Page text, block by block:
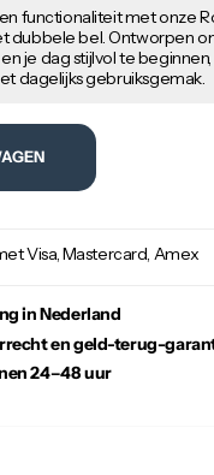
functionaliteit met onze
dubbele bel. Ontworpen
je dag stijlvol te
dagelijks gebruiksgemak.
Visa, Mastercard, Amex
in Nederland
en geld-terug-
24–48 uur